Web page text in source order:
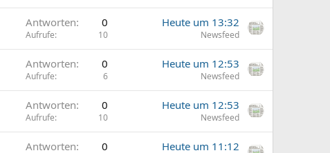
Antworten 0
Aufrufe 10
Heute um 13:32
Newsfeed
Antworten 0
Aufrufe 6
Heute um 12:53
Newsfeed
Antworten 0
Aufrufe 10
Heute um 12:53
Newsfeed
Antworten 0 Heute um 11:12